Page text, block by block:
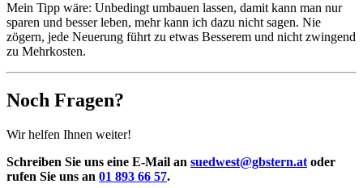
Mein Tipp wäre: Unbedingt umbauen lassen, damit kann man nur
sparen und besser leben, mehr kann ich dazu nicht sagen. Nie
zögern, jede Neuerung führt zu etwas Besserem und nicht zwingend
zu Mehrkosten.
Noch Fragen?
Wir helfen Ihnen weiter!
Schreiben Sie uns eine E-Mail an suedwest@gbstern.at oder
rufen Sie uns an 01 893 66 57.